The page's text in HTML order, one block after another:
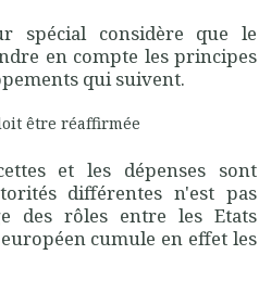
spécial considère que le
en compte les principes
qui suivent.
être réaffirmée
et les dépenses sont
différentes n'est pas
des rôles entre les Etats
cumule en effet les